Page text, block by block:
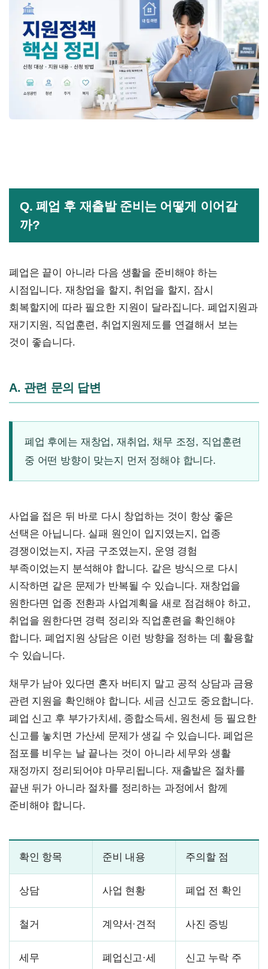
Q. 폐업 후 재출발 준비는 어떻게 이어갈
까?
폐업은 끝이 아니라 다음 생활을 준비해야 하는
시점입니다. 재창업을 할지, 취업을 할지, 잠시
회복할지에 따라 필요한 지원이 달라집니다. 폐업지원과
재기지원, 직업훈련, 취업지원제도를 연결해서 보는
것이 좋습니다.
A. 관련 문의 답변
폐업 후에는 재창업, 재취업, 채무 조정, 직업훈련
중 어떤 방향이 맞는지 먼저 정해야 합니다.
사업을 접은 뒤 바로 다시 창업하는 것이 항상 좋은
선택은 아닙니다. 실패 원인이 입지였는지, 업종
경쟁이었는지, 자금 구조였는지, 운영 경험
부족이었는지 분석해야 합니다. 같은 방식으로 다시
시작하면 같은 문제가 반복될 수 있습니다. 재창업을
원한다면 업종 전환과 사업계획을 새로 점검해야 하고,
취업을 원한다면 경력 정리와 직업훈련을 확인해야
합니다. 폐업지원 상담은 이런 방향을 정하는 데 활용할
수 있습니다.
채무가 남아 있다면 혼자 버티지 말고 공적 상담과 금융
관련 지원을 확인해야 합니다. 세금 신고도 중요합니다.
폐업 신고 후 부가가치세, 종합소득세, 원천세 등 필요한
신고를 놓치면 가산세 문제가 생길 수 있습니다. 폐업은
점포를 비우는 날 끝나는 것이 아니라 세무와 생활
재정까지 정리되어야 마무리됩니다. 재출발은 절차를
끝낸 뒤가 아니라 절차를 정리하는 과정에서 함께
준비해야 합니다.
확인 항목 준비 내용 주의할 점
상담 사업 현황 폐업 전 확인
철거 계약서·견적 사진 증빙
세무
폐업신고·세
신고 누락 주